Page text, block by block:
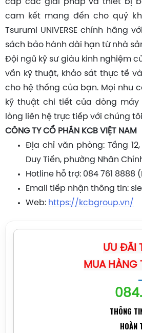
cam kết mang đến cho quý
Tsurumi UNIVERSE chính hãng
sách bảo hành dài hạn từ nhà
Đội ngũ kỹ sư giàu kinh nghiệm
vấn kỹ thuật, khảo sát thực tế
cho hệ thống của bạn. Mọi nhu
kỹ thuật chi tiết của dòng máy
lòng liên hệ trực tiếp với chúng
CÔNG TY CỔ PHẦN KCB VIỆT NAM
Địa chỉ văn phòng: Tầng 12,
Duy Tiến, phường Nhân
Hotline hỗ trợ: 084 761 8888
Email tiếp nhận thông tin:
Web: https://kcbgroup.vn/
ƯU ĐÃI
MUA HÀNG
THÔNG
HOÀN